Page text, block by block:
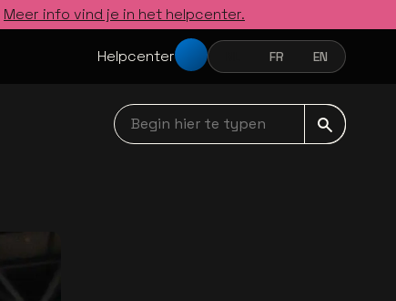
Meer info vind je in het helpcenter.
Helpcenter NEDERLANDSFRANÇAIS
FR ENGLISH
EN
Begin hier te typen navbar